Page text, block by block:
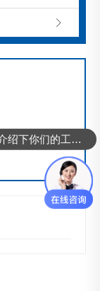
可以介绍下你们的工控机么？